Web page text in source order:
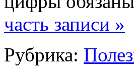
часть записи »
Рубрика: